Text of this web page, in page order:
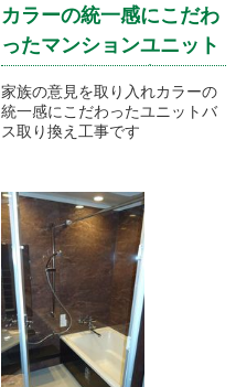
カラーの統一感にこだわ
ったマンションユニット
家族の意見を取り入れカラーの
統一感にこだわったユニットバ
ス取り換え工事です